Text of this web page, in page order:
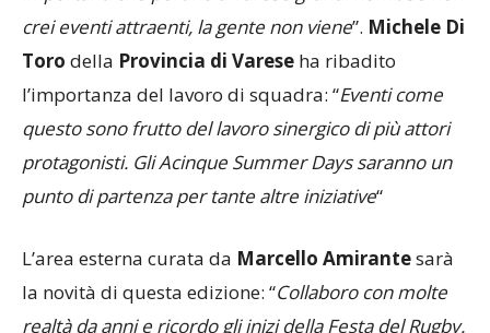
Torodella Provincia di Vareseha ribadito
l’importanza del lavoro di squadra: “Eventi come
questo sono frutto del lavoro sinergico di più attori
protagonisti. Gli Acinque Summer Days saranno un
punto di partenza per tante altre iniziative“
la novità di questa edizione: “Collaboro con molte
realtà da anni e ricordo gli inizi della Festa del Rugby.
Vogliamo far crescere questo movimento offrendo